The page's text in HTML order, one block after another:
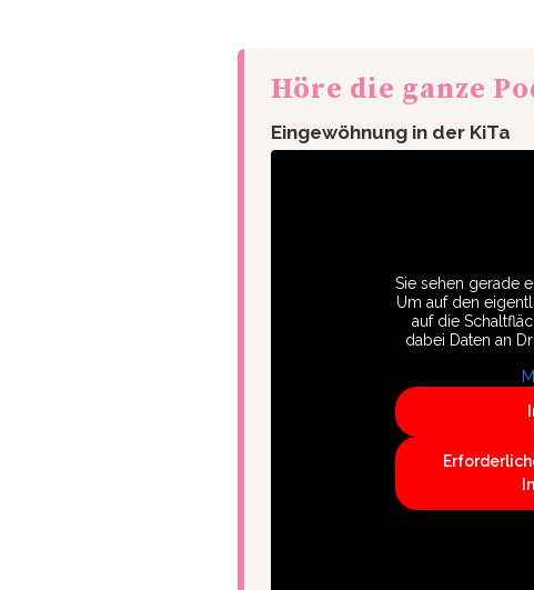
Höre die ganze
Eingewöhnung in der KiTa
Sie sehen gerade
Um auf den
auf die
dabei Daten an